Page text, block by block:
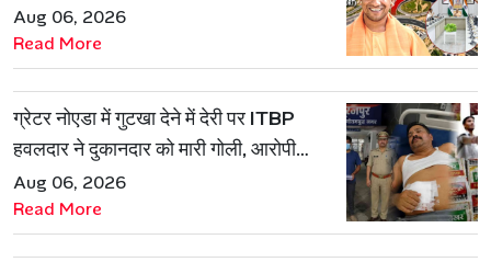
प्रोजेक्ट को मिली मंजूरी
Aug 06, 2026
Read More
ग्रेटर नोएडा में गुटखा देने में देरी पर ITBP
हवलदार ने दुकानदार को मारी गोली, आरोपी
गिरफ्तार
Aug 06, 2026
Read More